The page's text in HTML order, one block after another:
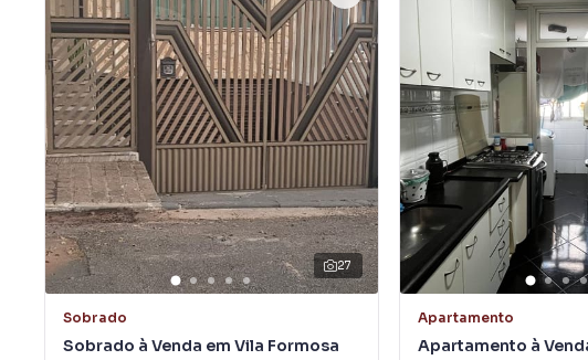
27
Sobrado
Sobrado à Venda em Vila Formosa
Apartamento
Apartamento à